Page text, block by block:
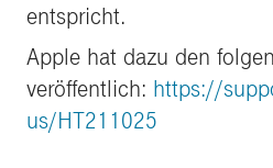
entspricht.
Apple hat dazu den
veröffentlich: https://
us/HT211025